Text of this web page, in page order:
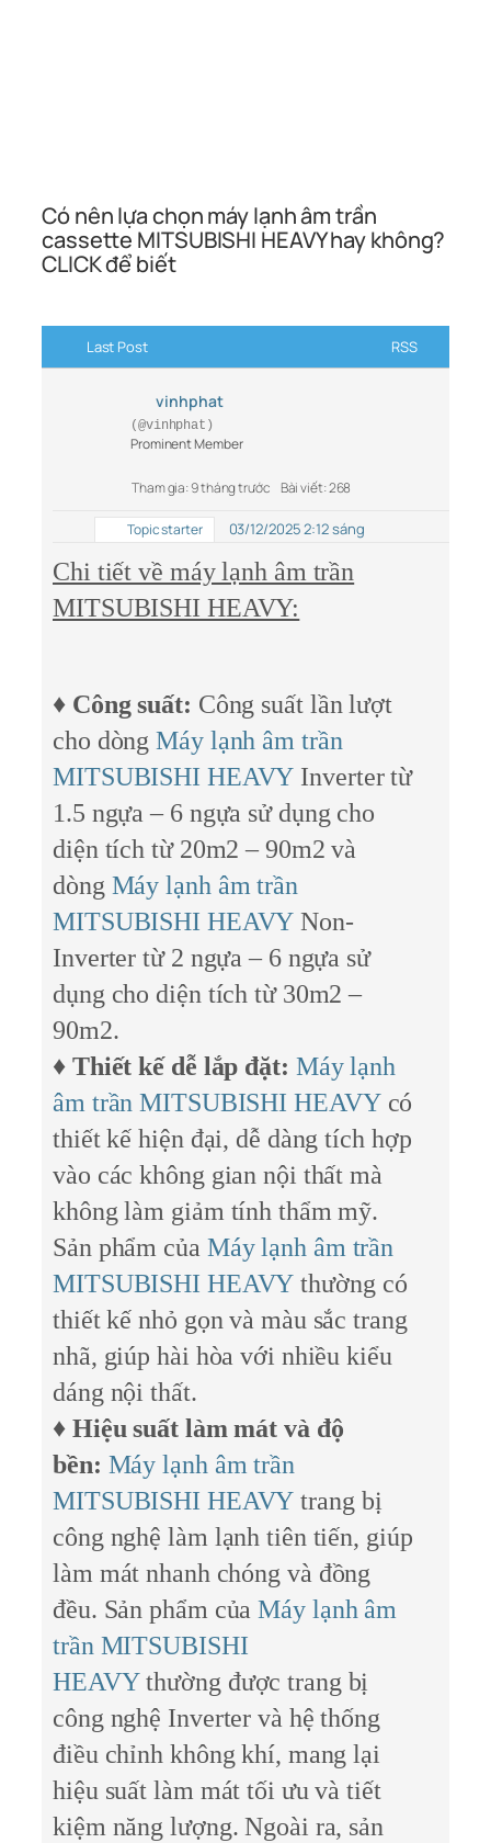
Có nên lựa chọn máy lạnh âm trần
cassette MITSUBISHI HEAVY hay không?
CLICK để biết
Last Post RSS
vinhphat
(@vinhphat)
Prominent Member
Tham gia: 9 tháng trước Bài viết: 268
Topic starter 03/12/2025 2:12 sáng
Chi tiết về máy lạnh âm trần
MITSUBISHI HEAVY:
♦ Công suất: Công suất lần lượt
cho dòngMáy lạnh âm trần
MITSUBISHI HEAVY Inverter từ
1.5 ngựa – 6 ngựa sử dụng cho
diện tích từ 20m2 – 90m2 và
dòng Máy lạnh âm trần
MITSUBISHI HEAVY Non-
Inverter từ 2 ngựa – 6 ngựa sử
dụng cho diện tích từ 30m2 –
90m2.
♦ Thiết kế dễ lắp đặt: Máy lạnh
âm trần MITSUBISHI HEAVYcó
thiết kế hiện đại, dễ dàng tích hợp
vào các không gian nội thất mà
không làm giảm tính thẩm mỹ.
Sản phẩm của Máy lạnh âm trần
MITSUBISHI HEAVY thường có
thiết kế nhỏ gọn và màu sắc trang
nhã, giúp hài hòa với nhiều kiểu
dáng nội thất.
♦ Hiệu suất làm mát và độ
bền: Máy lạnh âm trần
MITSUBISHI HEAVY trang bị
công nghệ làm lạnh tiên tiến, giúp
làm mát nhanh chóng và đồng
đều. Sản phẩm củaMáy lạnh âm
trần MITSUBISHI
HEAVYthường được trang bị
công nghệ Inverter và hệ thống
điều chỉnh không khí, mang lại
hiệu suất làm mát tối ưu và tiết
kiệm năng lượng. Ngoài ra, sản